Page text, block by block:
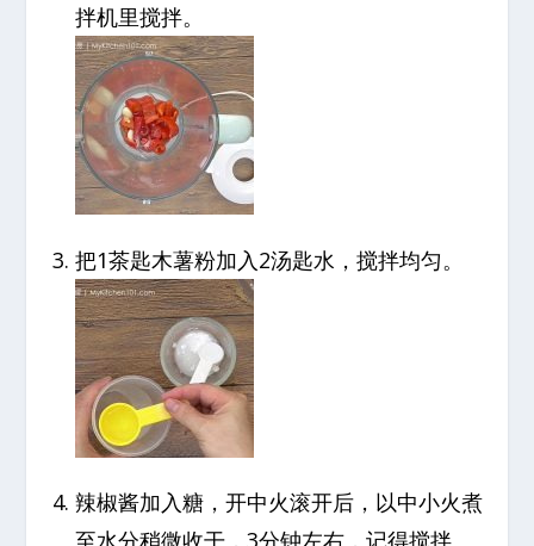
拌机里搅拌。
把1茶匙木薯粉加入2汤匙水，搅拌均匀。
辣椒酱加入糖，开中火滚开后，以中小火煮
至水分稍微收干，3分钟左右，记得搅拌。